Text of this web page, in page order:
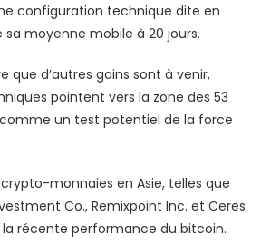
configuration technique dite en
moyenne mobile à 20 jours.
que d’autres gains sont à venir,
pointent vers la zone des 53
un test potentiel de la force
monnaies en Asie, telles que
Co., Remixpoint Inc. et Ceres
récente performance du bitcoin.